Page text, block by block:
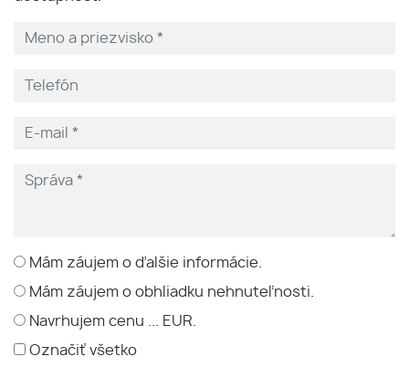
Mám záujem o ďalšie informácie.
Mám záujem o obhliadku nehnuteľnosti.
Navrhujem cenu ... EUR.
Označiť všetko